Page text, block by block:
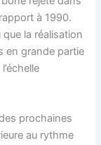
à 1990.
la réalisation
en grande partie
prochaines
au rythme